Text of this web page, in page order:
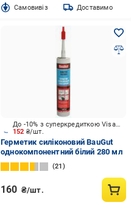
Cамовивіз Доставимо
152 ₴/шт.
До -10% з суперкредиткою Visa Вигода
Герметик силіконовий BauGut
однокомпонентний білий 280 мл
21
160 ₴/шт.